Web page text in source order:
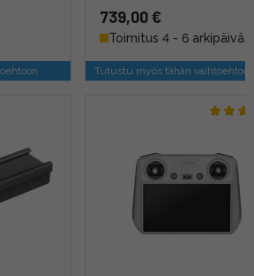
739,00 €
Toimitus 4 - 6 arkipäivää
Tutustu myös tähän